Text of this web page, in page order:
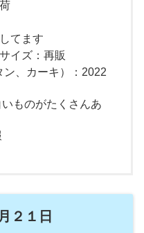
てます
イズ：再販
、カーキ）：2022
ものがたくさんあ
２１日